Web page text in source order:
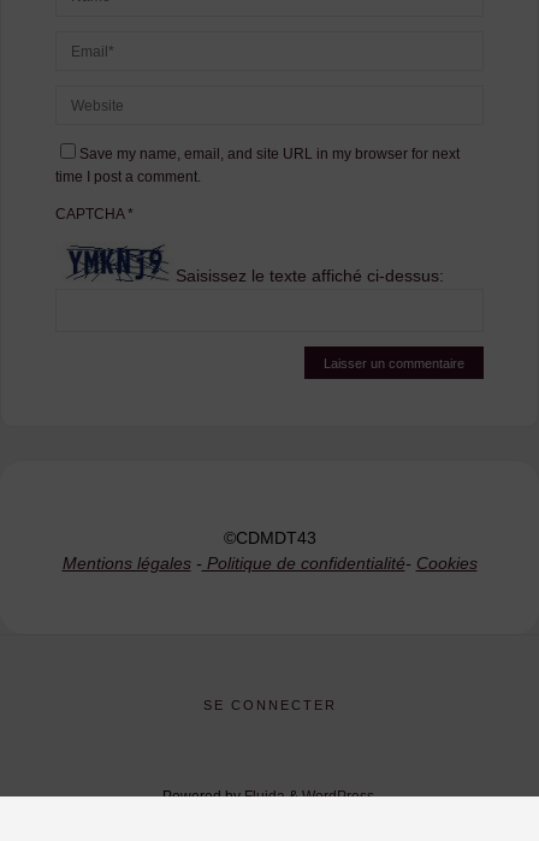
Save my name, email, and site URL in my browser for next
time I post a comment.
CAPTCHA*
Saisissez le texte affiché ci-dessus:
©CDMDT43
Mentions légales- Politique de confidentialité- Cookies
SE CONNECTER
Powered byFluida&WordPress.